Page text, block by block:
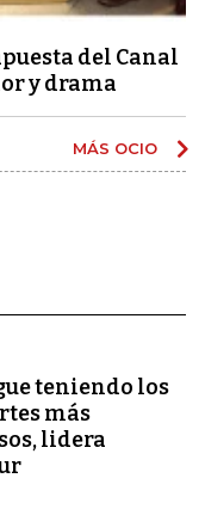
del Canal
y drama
MÁS OCIO
teniendo los
más
lidera